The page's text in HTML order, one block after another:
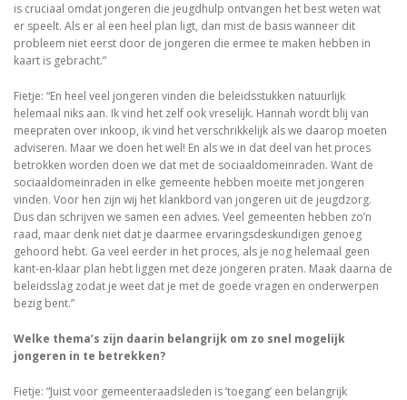
is cruciaal omdat jongeren die jeugdhulp ontvangen het best weten wat
er speelt. Als er al een heel plan ligt, dan mist de basis wanneer dit
probleem niet eerst door de jongeren die ermee te maken hebben in
kaart is gebracht.”
Fietje: “En heel veel jongeren vinden die beleidsstukken natuurlijk
helemaal niks aan. Ik vind het zelf ook vreselijk. Hannah wordt blij van
meepraten over inkoop, ik vind het verschrikkelijk als we daarop moeten
adviseren. Maar we doen het wel! En als we in dat deel van het proces
betrokken worden doen we dat met de sociaaldomeinraden. Want de
sociaaldomeinraden in elke gemeente hebben moeite met jongeren
vinden. Voor hen zijn wij het klankbord van jongeren uit de jeugdzorg.
Dus dan schrijven we samen een advies. Veel gemeenten hebben zo’n
raad, maar denk niet dat je daarmee ervaringsdeskundigen genoeg
gehoord hebt. Ga veel eerder in het proces, als je nog helemaal geen
kant-en-klaar plan hebt liggen met deze jongeren praten. Maak daarna de
beleidsslag zodat je weet dat je met de goede vragen en onderwerpen
bezig bent.”
Welke thema’s zijn daarin belangrijk om zo snel mogelijk
jongeren in te betrekken?
Fietje: “Juist voor gemeenteraadsleden is ’toegang’ een belangrijk